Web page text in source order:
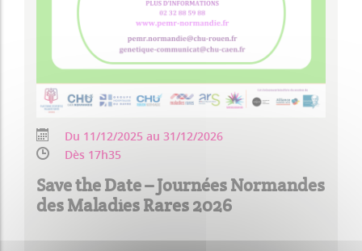
Du 11/12/2025 au 31/12/2026
Dès 17h35
Save the Date – Journées Normandes
des Maladies Rares 2026